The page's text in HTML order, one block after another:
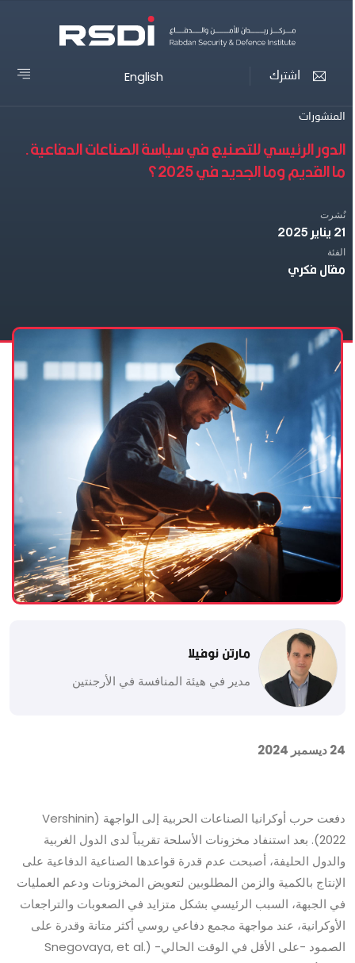
اشترك English
المنشورات
الدور الرئيسي للتصنيع في سياسة الصناعات الدفاعية.
ما القديم وما الجديد في 2025؟
نُشرت
21 يناير 2025
الفئة
مقال فكري
مارتن نوفيلا
مدير في هيئة المنافسة في الأرجنتين
24 ديسمبر 2024
دفعت حرب أوكرانيا الصناعات الحربية إلى الواجهة (Vershinin
2022). بعد استنفاد مخزونات الأسلحة تقريباً لدى الدول الغربية
والدول الحليفة، أصبحت عدم قدرة قواعدها الصناعية الدفاعية على
الإنتاج بالكمية والزمن المطلوبين لتعويض المخزونات ودعم العمليات
في الجبهة، السبب الرئيسي بشكل متزايد في الصعوبات والتراجعات
الأوكرانية، عند مواجهة مجمع دفاعي روسي أكثر متانة وقدرة على
الصمود -على الأقل في الوقت الحالي- (Snegovaya, et al.